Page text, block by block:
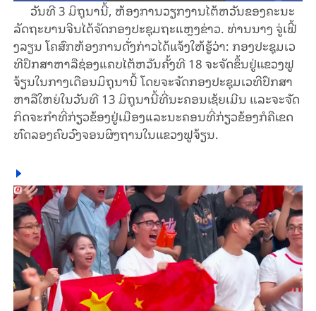
ວັນ​ທີ 3 ມິ​ຖຸ​ນາ​ນີ້, ຫ້ອງ​ການວຽກ​ງານ​​ໄຕ້​ຫວັນ​ຂອງ​ຄະ​ນະ​
ລັດ​ຖະ​ບານ​ຈີນ​ໄດ້​ຈັດ​ກອງ​ປະ​ຊຸມ​ຖະ​ແຫຼງ​ຂ່າວ. ທ່ານ​ນາງ ຈູ່​ເຟີ້
ງ​ລຽນ ໂຄ​ສົກ​ຫ້ອງ​ການ​​ດັ່ງ​ກ່າວໄດ້​ແຈ້ງ​ໃຫ້​ຮູ້​ວ່າ: ກອງ​ປະ​ຊຸມເວ​
ທີ​ປຶກ​ສາ​ຫາ​ລື​ຊ່ອງ​ແຄບ​ໄຕ້​ຫວັນ​ຄັ້ງ​ທີ 18 ຈະ​ຈັດ​ຂຶ້ນ​ຢູ່​ແຂວງ​ຟູ​
ຈ້ຽນ​​ໃນ​ກາງ​ເດືອນ​ມິ​ຖຸ​ນາ​ນີ້ ໂດຍຈະ​ຈັດ​ກອງ​ປະ​ຊຸມ​ເວ​ທີ​ປຶກ​ສາ​
ຫາ​ລືໃຫຍ່​ໃນ​ວັນ​ທີ 13 ມິ​ຖຸ​ນາ​ນີ້​ທີ່​ນະ​ຄອນ​ເຊ້ຍ​ເມີນ ແລະ​ຈະ​ຈັດ​
ກິດ​ຈະ​ກຳ​ທີ່​ກ່ຽວ​ຂ້ອງ​ຢູ່​ເມືອງ​ແລະ​ນະ​ຄອນ​ທີ່​ກ່ຽວ​ຂ້ອງ​​ກໍ​ຄື​ເຂດ​
ທົດ​ລອງ​​ຄົບ​ວົງ​ຈອນ​ຜິງ​ຖານ​ໃນ​ແຂວງ​ຟູ​ຈ້ຽນ.